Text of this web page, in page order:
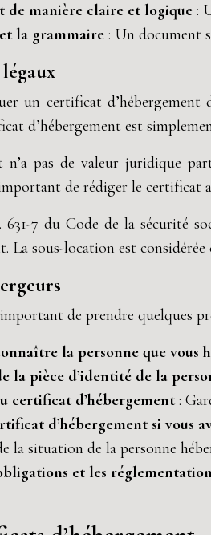
de manière claire et logique :
la grammaire : Un document
un certificat d’hébergement
d’hébergement est
n’a pas de valeur juridique
de rédiger le certificat
631-7 du Code de la sécurité
La sous-location est
de prendre quelques
la personne que vous
la pièce d’identité de la
certificat d’hébergement :
d’hébergement si vous
la situation de la personne
et les